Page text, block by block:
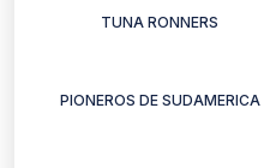
TUNA RONNERS
PIONEROS DE SUDAMERICA